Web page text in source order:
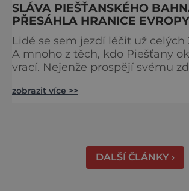
SLÁVA PIEŠŤANSKÉHO
PŘESÁHLA HRANICE EVROPY
Lidé se sem jezdí léčit už celých
A mnoho z těch, kdo Piešťany
vrací. Nejenže prospějí svému
řekne slovenské lázně, Piešťany
zobrazit více >>
DALŠÍ ČLÁNKY ›